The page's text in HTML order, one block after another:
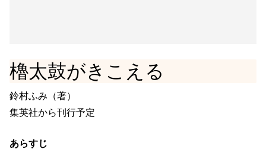
櫓太鼓がきこえる
鈴村ふみ（著）
集英社から刊行予定
あらすじ